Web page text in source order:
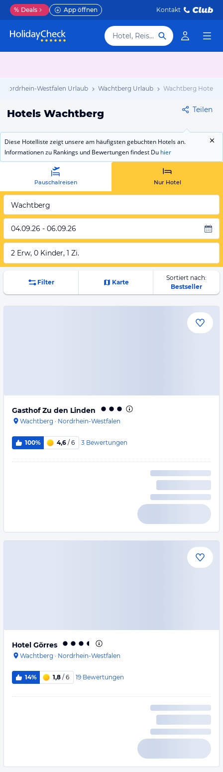
% Deals App öffnen Kontakt
Hotel, Reiseziel
Nordrhein-Westfalen Urlaub Wachtberg Urlaub Wachtberg Hotels
Hotels Wachtberg Teilen
Diese Hotelliste zeigt unsere am häufigsten gebuchten Hotels an.
Informationen zu Rankings und Bewertungen findest Du hier
Pauschalreisen Nur Hotel
Wachtberg
04.09.26 - 06.09.26
2 Erw, 0 Kinder, 1 Zi.
Filter Karte
Sortiert nach:
Bestseller
Gasthof Zu den Linden
Wachtberg · Nordrhein-Westfalen
100% 4,6 / 6 3 Bewertungen
Hotel Görres
Wachtberg · Nordrhein-Westfalen
14% 1,8 / 6 19 Bewertungen